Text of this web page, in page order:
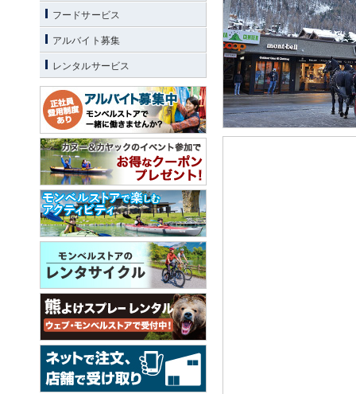
フードサービス
アルバイト募集
レンタルサービス